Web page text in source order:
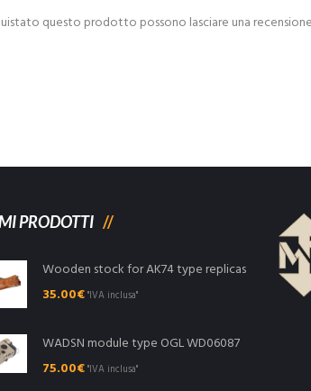
questo prodotto possono lasciare una
PRODOTTI
Wooden stock for AK74 type replicas
35.00€"IVA inclusa"
WADSN module type OGL WD06087
75.00€"IVA inclusa"